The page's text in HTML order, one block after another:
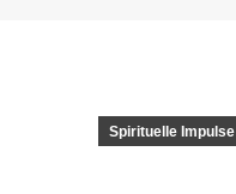
Spirituelle Impulse